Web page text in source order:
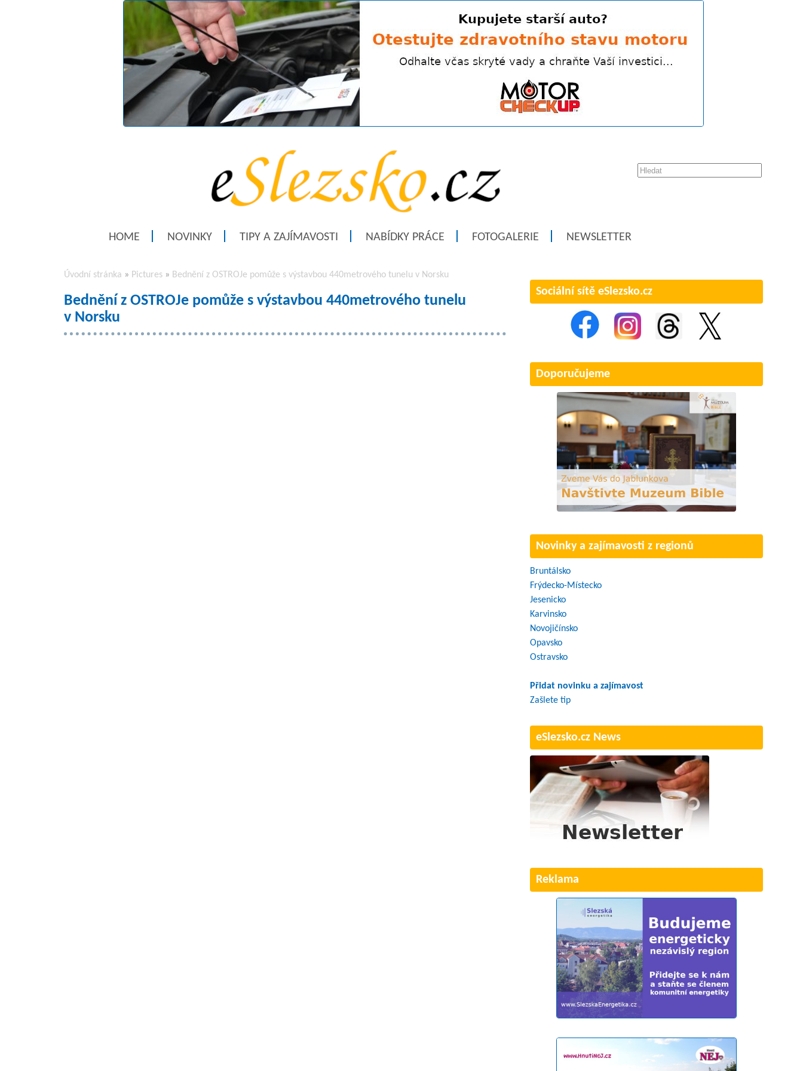
HOME NOVINKY TIPY A ZAJÍMAVOSTI NABÍDKY PRÁCE FOTOGALERIE NEWSLETTER
Úvodní stránka » Pictures » Bednění z OSTROJe pomůže s výstavbou 440metrového tunelu v Norsku
Bednění z OSTROJe pomůže s výstavbou 440metrového tunelu
v Norsku
Sociální sítě eSlezsko.cz
Doporučujeme
Novinky a zajímavosti z regionů
Bruntálsko
Frýdecko-Místecko
Jesenicko
Karvinsko
Novojičínsko
Opavsko
Ostravsko
Přidat novinku a zajímavost
Zašlete tip
eSlezsko.cz News
Reklama